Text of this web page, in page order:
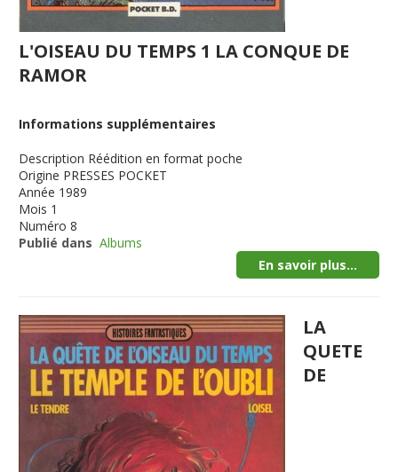
L'OISEAU DU TEMPS 1 LA CONQUE DE
RAMOR
Informations supplémentaires
Description Réédition en format poche
Origine PRESSES POCKET
Année 1989
Mois 1
Numéro 8
Publié dans Albums
En savoir plus...
LA
QUETE
DE